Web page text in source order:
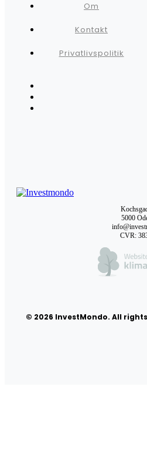
Om
Kontakt
Privatlivspolitik
5000
CVR:
© 2026 InvestMondo. All